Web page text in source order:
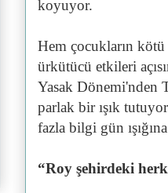
koyuyor.
Hem çocukların
ürkütücü etkileri
Yasak Dönemi'nden
parlak bir ışık
fazla bilgi gün
“Roy şehirdeki